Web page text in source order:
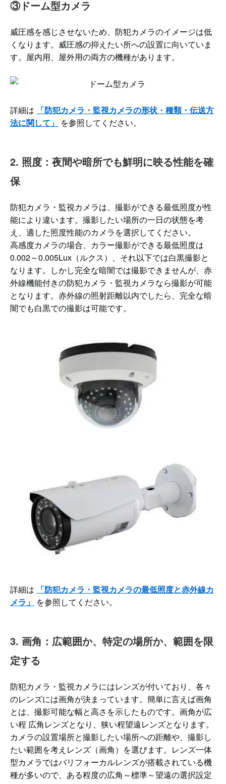
③ドーム型カメラ
威圧感を感じさせないため、防犯カメラのイメージは低
くなります。威圧感の抑えたい所への設置に向いていま
す。屋内用、屋外用の両方の機種があります。
詳細は
「防犯カメラ・監視カメラの形状・種類・伝送方
法に関して」
を参照してください。
2. 照度：夜間や暗所でも鮮明に映る性能を確
保
防犯カメラ・監視カメラは、撮影ができる最低照度が性
能により違います。撮影したい場所の一日の状態を考
え、適した照度性能のカメラを選択してください。
高感度カメラの場合、カラー撮影ができる最低照度は
0.002～0.005Lux（ルクス）、それ以下では白黒撮影と
なります。しかし完全な暗闇では撮影できませんが、赤
外線機能付きの防犯カメラ・監視カメラなら撮影が可能
となります。赤外線の照射距離以内でしたら、完全な暗
闇でも白黒での撮影は可能です。
詳細は
「防犯カメラ・監視カメラの最低照度と赤外線カ
メラ」
を参照してください。
3. 画角：広範囲か、特定の場所か、範囲を限
定する
防犯カメラ・監視カメラにはレンズが付いており、各々
のレンズには画角が決まっています。簡単に言えば画角
とは、撮影可能な幅と高さを示したものです。画角が広
い程 広角レンズとなり、狭い程望遠レンズとなります。
カメラの設置場所と撮影したい場所への距離や、撮影し
たい範囲を考えレンズ（画角）を選びます。レンズ一体
型カメラではバリフォーカルレンズが搭載されている機
種が多いので、ある程度の広角～標準～望遠の選択設定